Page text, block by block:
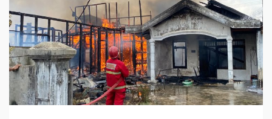
2 min read